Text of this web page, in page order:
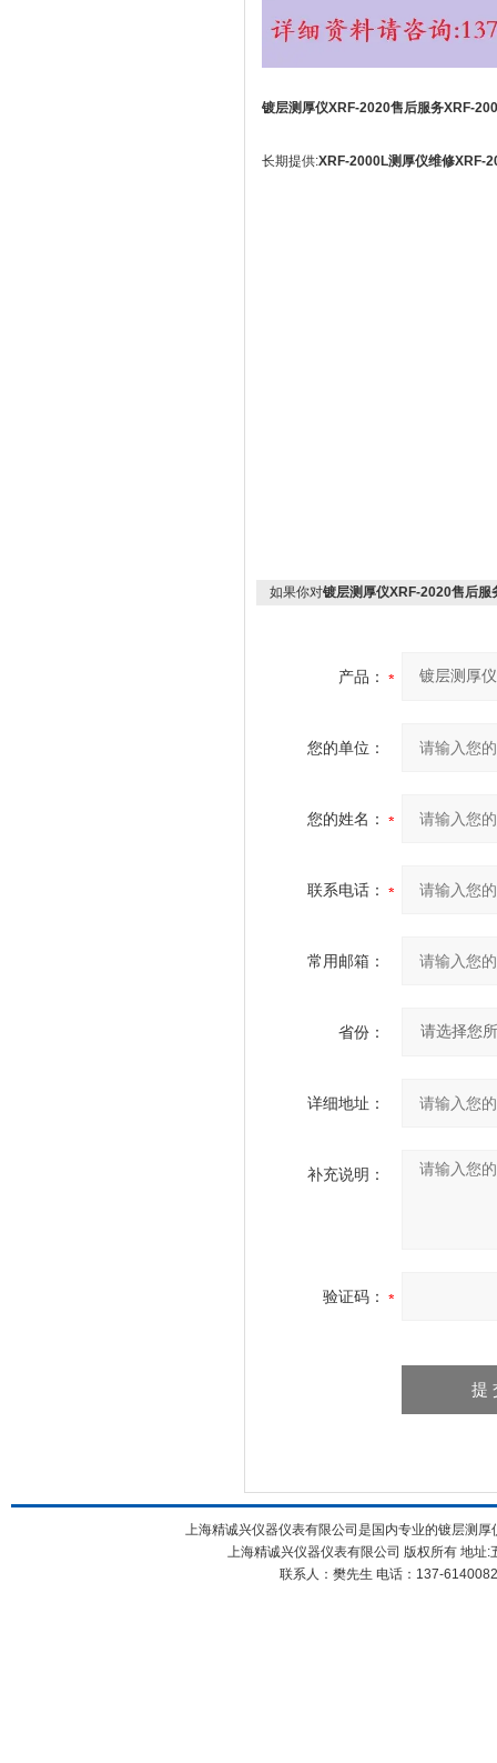
镀层测厚仪XRF-2020售后服务XRF-
长期提供:XRF-2000L测厚仪维修XRF-
如果你对镀层测厚仪XRF-2020售后服
产品：
您的单位：
您的姓名：
联系电话：
常用邮箱：
省份：
详细地址：
补充说明：
验证码：
上海精诚兴仪器仪表有限公司是国内专业的镀层测
上海精诚兴仪器仪表有限公司 版权所有 地
联系人：樊先生 电话：137-